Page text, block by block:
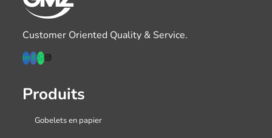
Customer Oriented Quality & Service.
Produits
Gobelets en papier